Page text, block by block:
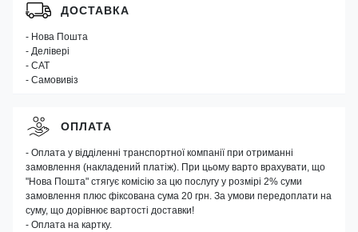
ДОСТАВКА
- Нова Пошта
- Делівері
- САТ
- Самовивіз
ОПЛАТА
- Оплата у відділенні транспортної компанії при отриманні
замовлення (накладений платіж). При цьому варто врахувати, що
"Нова Пошта" стягує комісію за цю послугу у розмірі 2% суми
замовлення плюс фіксована сума 20 грн. За умови передоплати на
суму, що дорівнює вартості доставки!
- Оплата на картку.